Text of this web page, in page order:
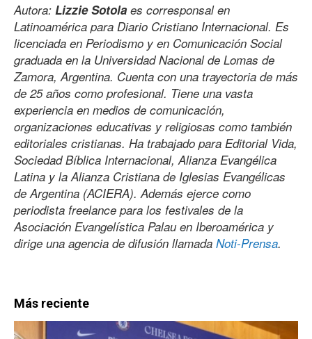
Autora: Lizzie Sotola es corresponsal en
Latinoamérica para Diario Cristiano Internacional. Es
licenciada en Periodismo y en Comunicación Social
graduada en la Universidad Nacional de Lomas de
Zamora, Argentina. Cuenta con una trayectoria de más
de 25 años como profesional. Tiene una vasta
experiencia en medios de comunicación,
organizaciones educativas y religiosas como también
editoriales cristianas. Ha trabajado para Editorial Vida,
Sociedad Bíblica Internacional, Alianza Evangélica
Latina y la Alianza Cristiana de Iglesias Evangélicas
de Argentina (ACIERA). Además ejerce como
periodista freelance para los festivales de la
Asociación Evangelística Palau en Iberoamérica y
dirige una agencia de difusión llamada Noti-Prensa.
Más reciente